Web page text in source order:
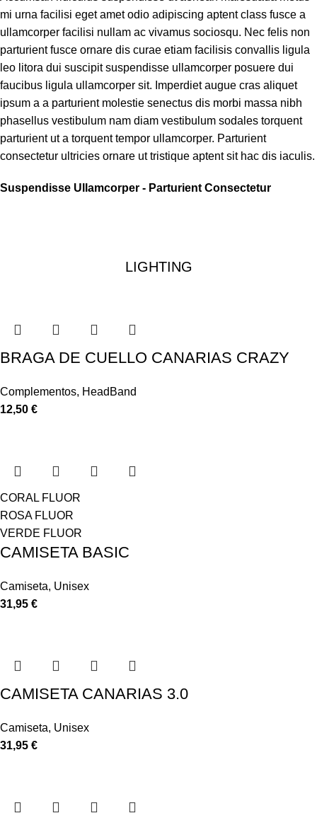
mi urna facilisi eget amet odio adipiscing aptent class fusce a
ullamcorper facilisi nullam ac vivamus sociosqu. Nec felis non
parturient fusce ornare dis curae etiam facilisis convallis ligula
leo litora dui suscipit suspendisse ullamcorper posuere dui
faucibus ligula ullamcorper sit. Imperdiet augue cras aliquet
ipsum a a parturient molestie senectus dis morbi massa nibh
phasellus vestibulum nam diam vestibulum sodales torquent
parturient ut a torquent tempor ullamcorper. Parturient
consectetur ultricies ornare ut tristique aptent sit hac dis iaculis.
Suspendisse Ullamcorper - Parturient Consectetur
LIGHTING
BRAGA DE CUELLO CANARIAS CRAZY
Complementos, HeadBand
12,50 €
CORAL FLUOR
ROSA FLUOR
VERDE FLUOR
CAMISETA BASIC
Camiseta, Unisex
31,95 €
CAMISETA CANARIAS 3.0
Camiseta, Unisex
31,95 €